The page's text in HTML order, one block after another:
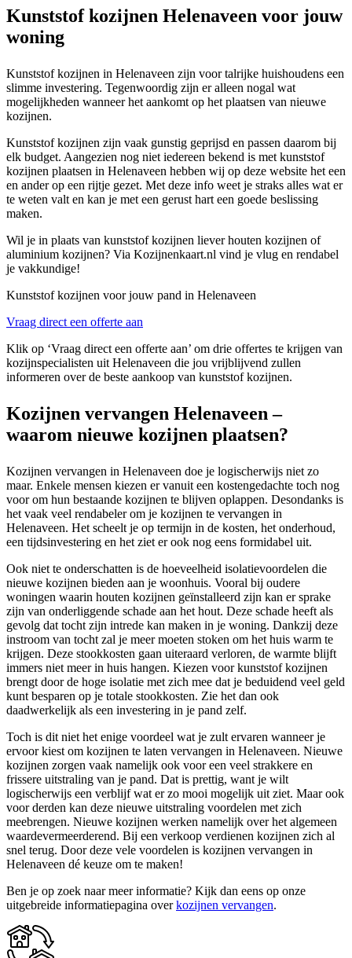
Kunststof kozijnen Helenaveen voor jouw
woning
Kunststof kozijnen in Helenaveen zijn voor talrijke huishoudens een
slimme investering. Tegenwoordig zijn er alleen nogal wat
mogelijkheden wanneer het aankomt op het plaatsen van nieuwe
kozijnen.
Kunststof kozijnen zijn vaak gunstig geprijsd en passen daarom bij
elk budget. Aangezien nog niet iedereen bekend is met kunststof
kozijnen plaatsen in Helenaveen hebben wij op deze website het een
en ander op een rijtje gezet. Met deze info weet je straks alles wat er
te weten valt en kan je met een gerust hart een goede beslissing
maken.
Wil je in plaats van kunststof kozijnen liever houten kozijnen of
aluminium kozijnen? Via Kozijnenkaart.nl vind je vlug en rendabel
je vakkundige!
Kunststof kozijnen voor jouw pand in Helenaveen
Vraag direct een offerte aan
Klik op ‘Vraag direct een offerte aan’ om drie offertes te krijgen van
kozijnspecialisten uit Helenaveen die jou vrijblijvend zullen
informeren over de beste aankoop van kunststof kozijnen.
Kozijnen vervangen Helenaveen –
waarom nieuwe kozijnen plaatsen?
Kozijnen vervangen in Helenaveen doe je logischerwijs niet zo
maar. Enkele mensen kiezen er vanuit een kostengedachte toch nog
voor om hun bestaande kozijnen te blijven oplappen. Desondanks is
het vaak veel rendabeler om je kozijnen te vervangen in
Helenaveen. Het scheelt je op termijn in de kosten, het onderhoud,
een tijdsinvestering en het ziet er ook nog eens formidabel uit.
Ook niet te onderschatten is de hoeveelheid isolatievoordelen die
nieuwe kozijnen bieden aan je woonhuis. Vooral bij oudere
woningen waarin houten kozijnen geïnstalleerd zijn kan er sprake
zijn van onderliggende schade aan het hout. Deze schade heeft als
gevolg dat tocht zijn intrede kan maken in je woning. Dankzij deze
instroom van tocht zal je meer moeten stoken om het huis warm te
krijgen. Deze stookkosten gaan uiteraard verloren, de warmte blijft
immers niet meer in huis hangen. Kiezen voor kunststof kozijnen
brengt door de hoge isolatie met zich mee dat je beduidend veel geld
kunt besparen op je totale stookkosten. Zie het dan ook
daadwerkelijk als een investering in je pand zelf.
Toch is dit niet het enige voordeel wat je zult ervaren wanneer je
ervoor kiest om kozijnen te laten vervangen in Helenaveen. Nieuwe
kozijnen zorgen vaak namelijk ook voor een veel strakkere en
frissere uitstraling van je pand. Dat is prettig, want je wilt
logischerwijs een verblijf wat er zo mooi mogelijk uit ziet. Maar ook
voor derden kan deze nieuwe uitstraling voordelen met zich
meebrengen. Nieuwe kozijnen werken namelijk over het algemeen
waardevermeerderend. Bij een verkoop verdienen kozijnen zich al
snel terug. Door deze vele voordelen is kozijnen vervangen in
Helenaveen dé keuze om te maken!
Ben je op zoek naar meer informatie? Kijk dan eens op onze
uitgebreide informatiepagina overkozijnen vervangen.